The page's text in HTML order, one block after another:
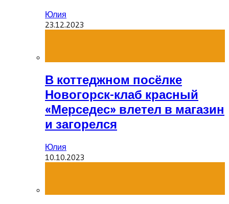
Юлия
23.12.2023
В коттеджном посёлке
Новогорск-клаб красный
«Мерседес» влетел в магазин
и загорелся
Юлия
10.10.2023